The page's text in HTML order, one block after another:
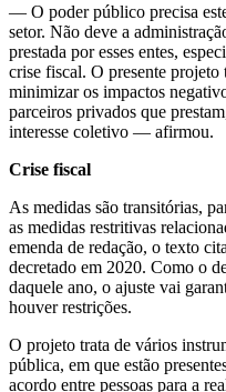
— O poder público precisa
setor. Não deve a
prestada por esses entes,
crise fiscal. O presente projeto
minimizar os impactos
parceiros privados que
interesse coletivo — afirmou.
Crise fiscal
As medidas são transitórias,
as medidas restritivas
emenda de redação, o texto
decretado em 2020. Como o
daquele ano, o ajuste vai
houver restrições.
O projeto trata de vários
pública, em que estão
acordo entre pessoas para a